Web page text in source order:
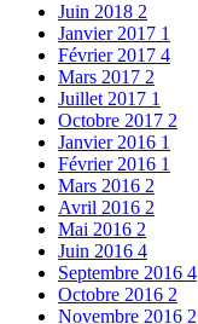
Juin 2018 2
Janvier 2017 1
Février 2017 4
Mars 2017 2
Juillet 2017 1
Octobre 2017 2
Janvier 2016 1
Février 2016 1
Mars 2016 2
Avril 2016 2
Mai 2016 2
Juin 2016 4
Septembre 2016 4
Octobre 2016 2
Novembre 2016 2